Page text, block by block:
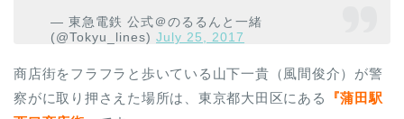
— 東急電鉄 公式＠のるるんと一緒
(@Tokyu_lines)July 25, 2017
商店街をフラフラと歩いている山下一貴（風間俊介）が警
察がに取り押さえた場所は、東京都大田区にある
『蒲田駅